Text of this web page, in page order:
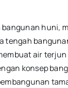
huni,
air
konsep